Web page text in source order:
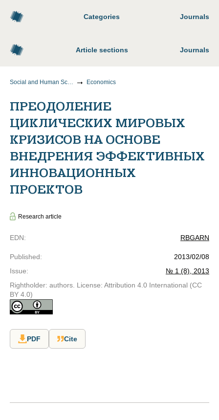
Categories Journals
Article sections Journals
Social and Human Sciences Economics
ПРЕОДОЛЕНИЕ
ЦИКЛИЧЕСКИХ МИРОВЫХ
КРИЗИСОВ НА ОСНОВЕ
ВНЕДРЕНИЯ ЭФФЕКТИВНЫХ
ИННОВАЦИОННЫХ
ПРОЕКТОВ
Research article
EDN: RBGARN
Published:
2013/02/08
Issue:
№ 1 (8), 2013
Rightholder: authors. License: Attribution 4.0 International (CC
BY 4.0)
PDF Cite